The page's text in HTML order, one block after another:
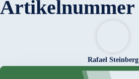
Artikelnummer
Rafael Steinberg